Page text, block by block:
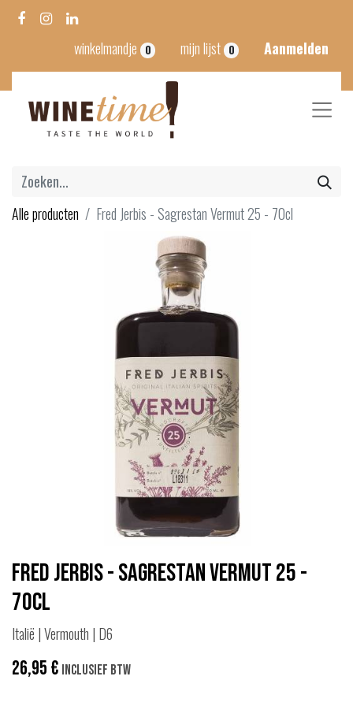
winkelmandje 0 mijn lijst 0 Aanmelden
Alle producten Fred Jerbis - Sagrestan Vermut 25 - 70cl
Fred Jerbis - Sagrestan Vermut 25 -
70cl
Italië | Vermouth | D6
26,95€ Inclusief btw